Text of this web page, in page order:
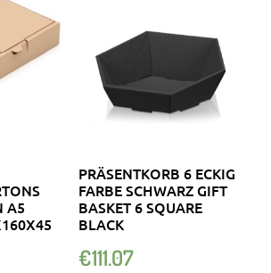
A5
PRÄSENTKORB 6 ECKIG
FARBE SCHWARZ GIFT
BASKET 6 SQUARE
BLACK
€111.07